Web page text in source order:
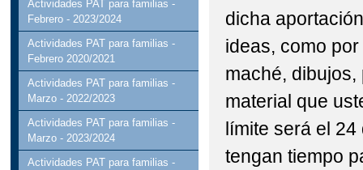
Actividades PAT para familias -
Febrero - 2023/2024
Actividades PAT para familias -
Febrero 2020/2021
Actividades PAT para familias -
Marzo - 2022/2023
Actividades PAT para familias -
Marzo - 2023/2024
Actividades PAT para familias -
dicha
ideas, como
maché,
material que
límite será el
tengan tiempo